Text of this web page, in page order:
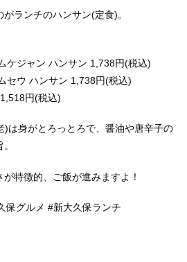
ランチのハンサン(定食)。
ケジャン ハンサン 1,738円(税込)
セウ ハンサン 1,738円(税込)
円(税込)
)は身がとろっとろで、醤油や唐辛子の
特徴的、ご飯が進みますよ！
保グルメ #新大久保ランチ